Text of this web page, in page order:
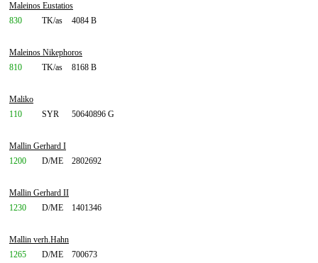
Maleinos Eustatios
830
TK/as 4084 B
Maleinos Nikephoros
810
TK/as 8168 B
Maliko
110
SYR 50640896 G
Mallin Gerhard I
1200
D/ME 2802692
Mallin Gerhard II
1230
D/ME 1401346
Mallin verh.Hahn
1265
D/ME 700673